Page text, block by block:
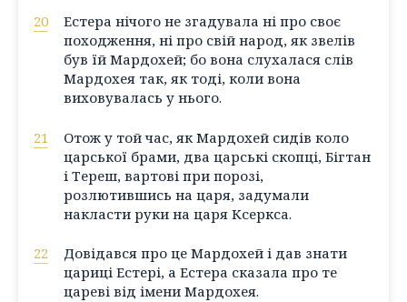
20
Естера нічого не згадувала ні про своє
походження, ні про свій народ, як звелів
був їй Мардохей; бо вона слухалася слів
Мардохея так, як тоді, коли вона
виховувалась у нього.
21
Отож у той час, як Мардохей сидів коло
царської брами, два царські скопці, Бігтан
і Тереш, вартові при порозі,
розлютившись на царя, задумали
накласти руки на царя Ксеркса.
22
Довідався про це Мардохей і дав знати
цариці Естері, а Естера сказала про те
цареві від імени Мардохея.